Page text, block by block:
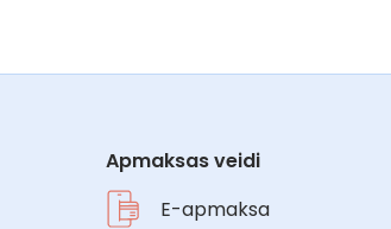
Apmaksas veidi
E-apmaksa